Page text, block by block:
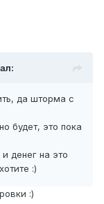
да шторма с
будет, это пока
денег на это
:)
:)